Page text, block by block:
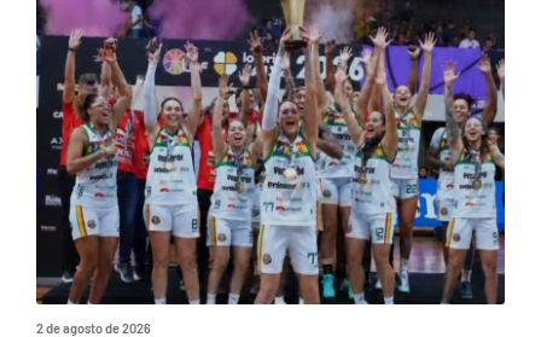
2 de agosto de 2026